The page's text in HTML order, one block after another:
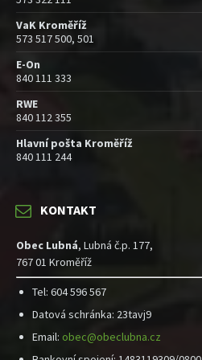
VaK Kroměříž
573 517 500, 501
E-On
840 111 333
RWE
840 112 355
Hlavní pošta Kroměříž
840 111 244
KONTAKT
Obec Lubná, Lubná č.p. 177,
767 01 Kroměříž
Tel: 604 596 567
Datová schránka: 23tavj9
Email: obec@obeclubna.cz